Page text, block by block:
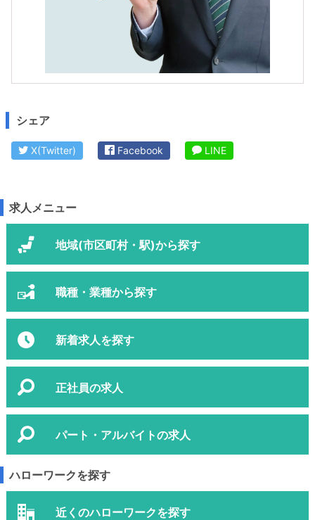
シェア
X(Twitter) Facebook LINE
求人メニュー
地域(市区町村・駅)から探す
職種・業種から探す
新着求人を探す
正社員の求人
パート・アルバイトの求人
ハローワークを探す
近くのハローワークを探す